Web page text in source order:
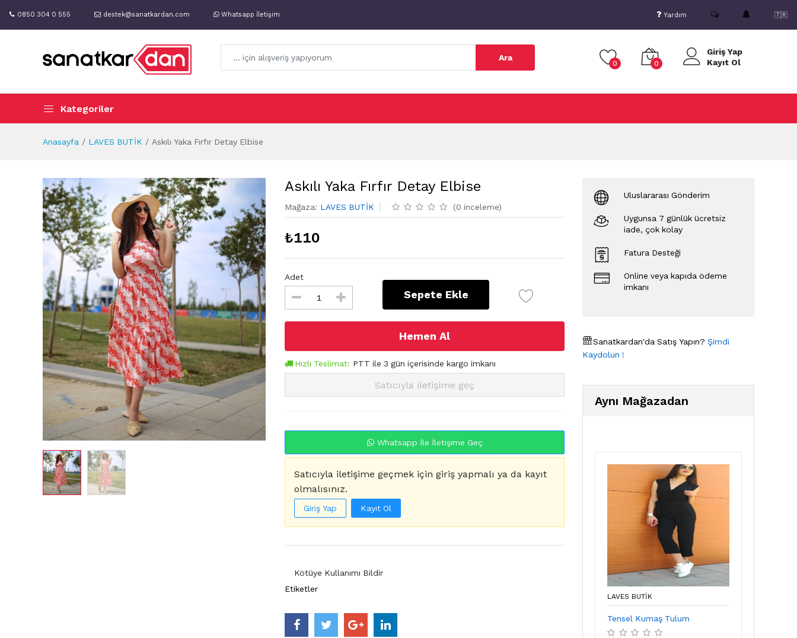
0850 304 0 555 destek@sanatkardan.com Whatsapp İletişim Yardım 🇹🇷
Ara
0 0
Giriş Yap
Kayıt Ol
Kategoriler
Anasayfa LAVES BUTİK Askılı Yaka Fırfır Detay Elbise
Askılı Yaka Fırfır Detay Elbise
Mağaza: LAVES BUTİK (0 inceleme)
₺110
Adet
Sepete Ekle
Hemen Al
Hızlı Teslimat: PTT ile 3 gün içerisinde kargo imkanı
Satıcıyla iletişime geç
Whatsapp İle İletişime Geç
Satıcıyla iletişime geçmek için giriş yapmalı ya da kayıt
olmalısınız.
Giriş Yap Kayıt Ol
Kötüye Kullanımı Bildir
Etiketler
Uluslararası Gönderim
Uygunsa 7 günlük ücretsiz
iade, çok kolay
Fatura Desteği
Online veya kapıda ödeme
imkanı
Sanatkardan'da Satış Yapın? Şimdi
Kaydolun !
Aynı Mağazadan
LAVES BUTİK
Tensel Kumaş Tulum